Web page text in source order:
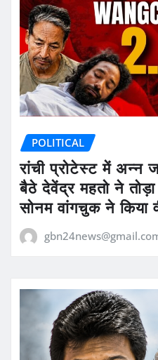
POLITICAL
रांची प्रोटेस्ट में
बैठे देवेंद्र महतो ने
सोनम वांगचुक ने किया